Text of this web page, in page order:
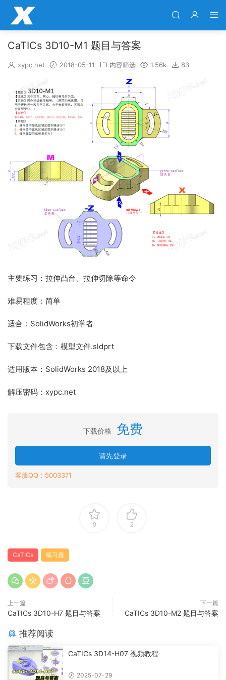
CaTICs 3D10-M1 题目与答案
xypc.net 2018-05-11 内容筛选 1.56k 83
主要练习：拉伸凸台、拉伸切除等命令
难易程度：简单
适合：SolidWorks初学者
下载文件包含：模型文件.sldprt
适用版本：SolidWorks 2018及以上
解压密码：xypc.net
下载价格 免费
请先登录
客服QQ：5003371
0 2
CaTICs 练习题
上一篇
CaTICs 3D10-H7 题目与答案
下一篇
CaTICs 3D10-M2 题目与答案
推荐阅读
CaTICs 3D14-H07 视频教程
2025-07-29